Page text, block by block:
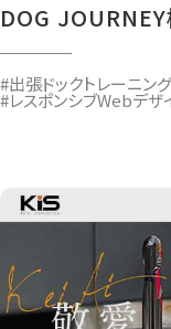
DOG
#出張ドックトレーニング
#レスポンシブWebデザ